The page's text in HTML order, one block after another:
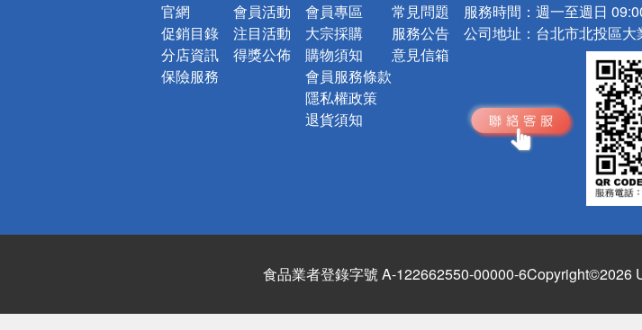
官網
促銷目錄
分店資訊
保險服務
會員活動
注目活動
得獎公佈
會員專區
大宗採購
購物須知
會員服務條款
隱私權政策
退貨須知
常見問題
服務公告
意見信箱
服務時間： 週一至週日
公司地址： 台北市北投區
食品業者登錄字號 A-122662550-00000-6Copyright©2026